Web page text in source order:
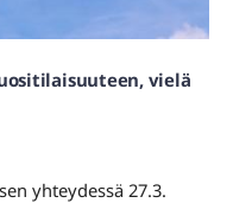
vielä
yhteydessä 27.3.